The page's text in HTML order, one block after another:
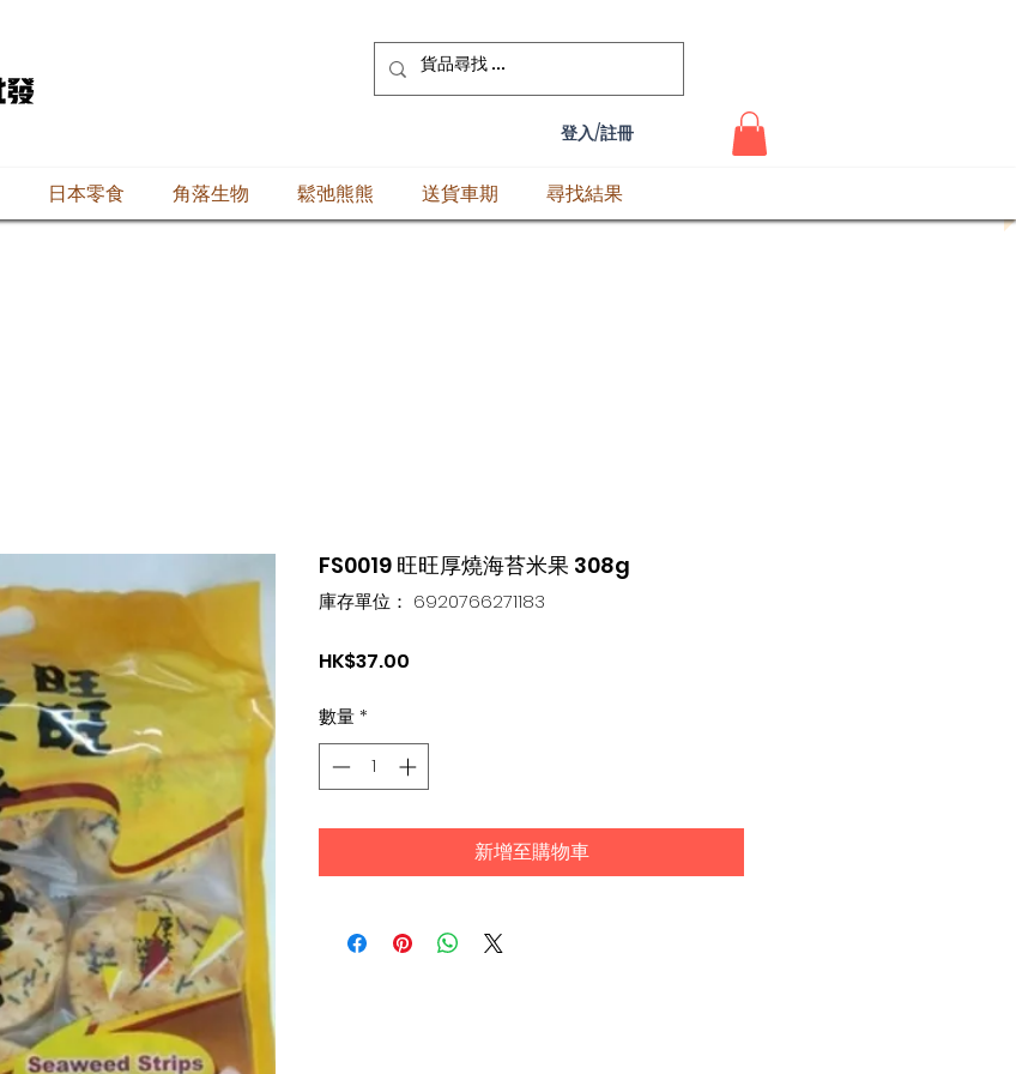
登入/註冊
日本零食 角落生物 鬆弛熊熊 送貨車期 尋找結果
FS0019 旺旺厚燒海苔米果 308g
庫存單位： 6920766271183
HK$37.00
數量*
新增至購物車